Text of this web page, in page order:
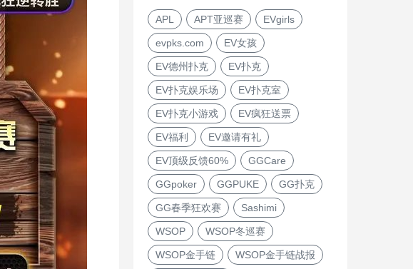
APL APT亚巡赛 EVgirls
evpks.com EV女孩
EV德州扑克 EV扑克
EV扑克娱乐场 EV扑克室
EV扑克小游戏 EV疯狂送票
EV福利 EV邀请有礼
EV顶级反馈60% GGCare
GGpoker GGPUKE GG扑克
GG春季狂欢赛 Sashimi
WSOP WSOP冬巡赛
WSOP金手链 WSOP金手链战报